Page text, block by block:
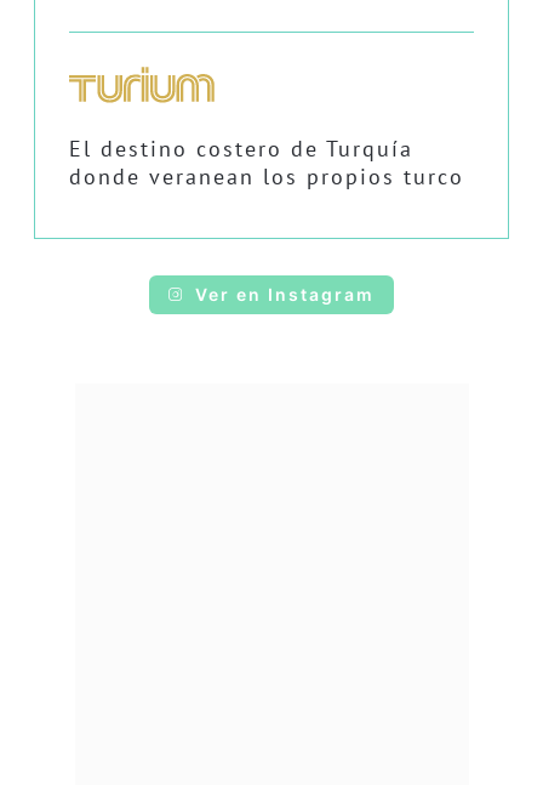
El destino costero de Turquía
donde veranean los propios turco
Ver en Instagram